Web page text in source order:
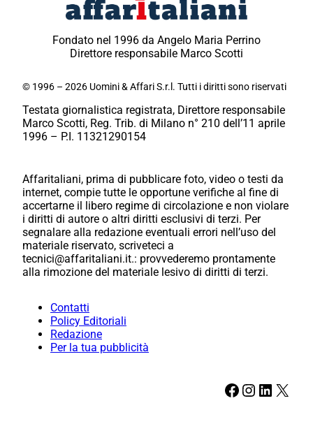
Fondato nel 1996 da Angelo Maria Perrino
Direttore responsabile Marco Scotti
© 1996 – 2026 Uomini & Affari S.r.l. Tutti i diritti sono riservati
Testata giornalistica registrata, Direttore responsabile
Marco Scotti, Reg. Trib. di Milano n° 210 dell’11 aprile
1996 – P.I. 11321290154
Affaritaliani, prima di pubblicare foto, video o testi da
internet, compie tutte le opportune verifiche al fine di
accertarne il libero regime di circolazione e non violare
i diritti di autore o altri diritti esclusivi di terzi. Per
segnalare alla redazione eventuali errori nell’uso del
materiale riservato, scriveteci a
tecnici@affaritaliani.it.: provvederemo prontamente
alla rimozione del materiale lesivo di diritti di terzi.
Contatti
Policy Editoriali
Redazione
Per la tua pubblicità
Facebook Instagram LinkedIn X